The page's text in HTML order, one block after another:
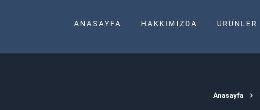
ANASAYFA HAKKIMIZDA ÜRÜNLER
Anasayfa